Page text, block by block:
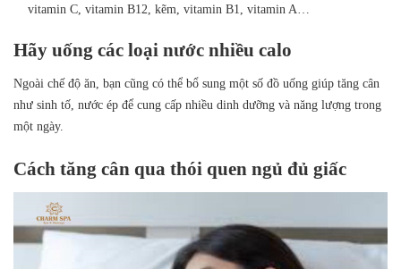
vitamin C, vitamin B12, kẽm, vitamin B1, vitamin A…
Hãy uống các loại nước nhiều calo
Ngoài chế độ ăn, bạn cũng có thể bổ sung một số đồ uống giúp tăng cân
như sinh tố, nước ép để cung cấp nhiều dinh dưỡng và năng lượng trong
một ngày.
Cách tăng cân qua thói quen ngủ đủ giấc